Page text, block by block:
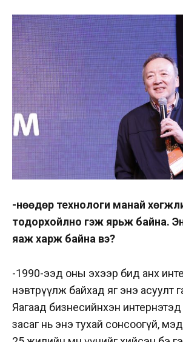
-Өнөөдөр технологи манай
тодорхойлно гэж ярьж байна.
яаж харж байна вэ?
-1990-ээд оны эхээр бид анх
нэвтрүүлж байхад яг энэ асуулт
Яагаад бизнесийнхэн интернэтэд
засаг нь энэ тухай сонсоогүй,